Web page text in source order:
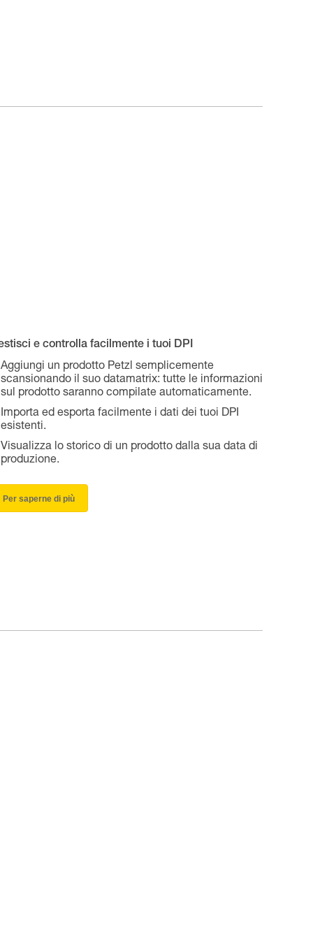
e controlla facilmente i tuoi DPI
Aggiungi un prodotto Petzl semplicemente
scansionando il suo datamatrix: tutte le informazioni
sul prodotto saranno compilate automaticamente.
Importa ed esporta facilmente i dati dei tuoi DPI
esistenti.
Visualizza lo storico di un prodotto dalla sua data di
produzione.
Per saperne di più